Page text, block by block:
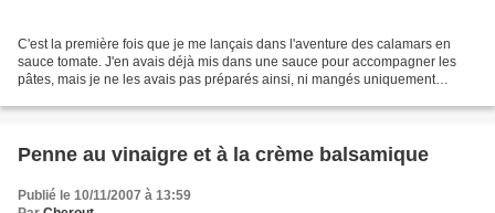
C'est la première fois que je me lançais dans l'aventure des calamars en
sauce tomate. J'en avais déjà mis dans une sauce pour accompagner les
pâtes, mais je ne les avais pas préparés ainsi, ni mangés uniquement
Penne au vinaigre et à la crème balsamique
Publié le 10/11/2007 à 13:59